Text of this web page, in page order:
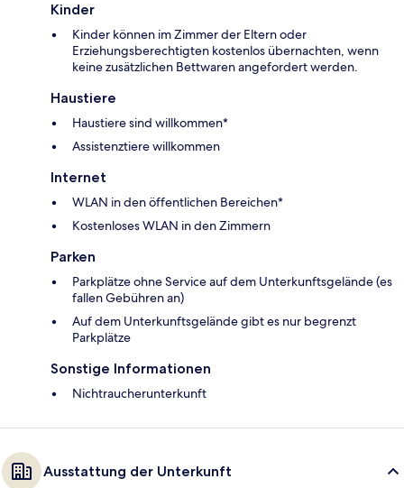
Kinder
Kinder können im Zimmer der Eltern oder
Erziehungsberechtigten kostenlos übernachten, wenn
keine zusätzlichen Bettwaren angefordert werden.
Haustiere
Haustiere sind willkommen*
Assistenztiere willkommen
Internet
WLAN in den öffentlichen Bereichen*
Kostenloses WLAN in den Zimmern
Parken
Parkplätze ohne Service auf dem Unterkunftsgelände (es
fallen Gebühren an)
Auf dem Unterkunftsgelände gibt es nur begrenzt
Parkplätze
Sonstige Informationen
Nichtraucherunterkunft
Ausstattung der Unterkunft